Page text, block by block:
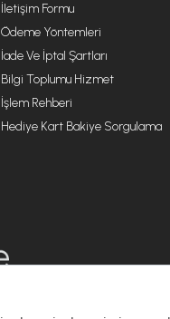
İletişim Formu
Ödeme Yöntemleri
İade Ve İptal Şartları
Bilgi Toplumu Hizmet
İşlem Rehberi
Hediye Kart Bakiye Sorgulama